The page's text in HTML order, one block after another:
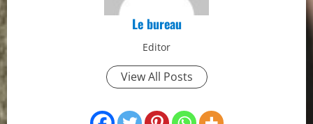
Le bureau
Editor
View All Posts